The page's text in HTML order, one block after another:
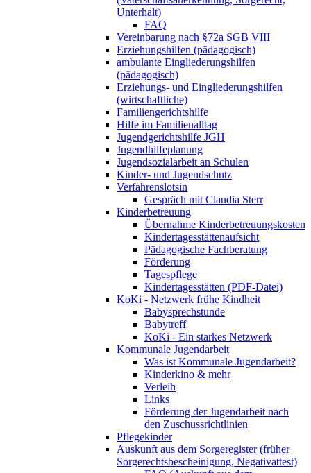
Unterhalt)
FAQ
Vereinbarung nach §72a SGB VIII
Erziehungshilfen (pädagogisch)
ambulante Eingliederungshilfen
(pädagogisch)
Erziehungs- und Eingliederungshilfen
(wirtschaftliche)
Familiengerichtshilfe
Hilfe im Familienalltag
Jugendgerichtshilfe JGH
Jugendhilfeplanung
Jugendsozialarbeit an Schulen
Kinder- und Jugendschutz
Verfahrenslotsin
Gespräch mit Claudia Sterr
Kinderbetreuung
Übernahme Kinderbetreuungskosten
Kindertagesstättenaufsicht
Pädagogische Fachberatung
Förderung
Tagespflege
Kindertagesstätten (PDF-Datei)
KoKi - Netzwerk frühe Kindheit
Babysprechstunde
Babytreff
KoKi - Ein starkes Netzwerk
Kommunale Jugendarbeit
Was ist Kommunale Jugendarbeit?
Kinderkino & mehr
Verleih
Links
Förderung der Jugendarbeit nach
den Zuschussrichtlinien
Pflegekinder
Auskunft aus dem Sorgeregister (früher
Sorgerechtsbescheinigung, Negativattest)